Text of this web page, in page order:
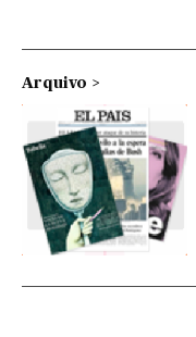
Arquivo